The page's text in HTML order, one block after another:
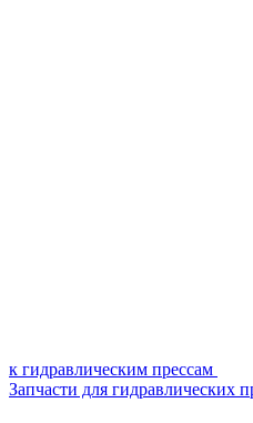
к гидравлическим прессам
Запчасти для гидравлических